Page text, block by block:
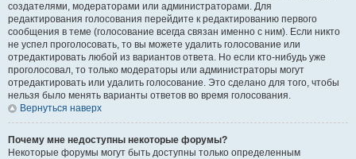
создателями, модераторами или администраторами. Для
редактирования голосования перейдите к редактированию первого
сообщения в теме (голосование всегда связан именно с ним). Если никто
не успел проголосовать, то вы можете удалить голосование или
отредактировать любой из вариантов ответа. Но если кто-нибудь уже
проголосовал, то только модераторы или администраторы могут
отредактировать или удалить голосование. Это сделано для того, чтобы
нельзя было менять варианты ответов во время голосования.
Вернуться наверх
Почему мне недоступны некоторые форумы?
Некоторые форумы могут быть доступны только определенным